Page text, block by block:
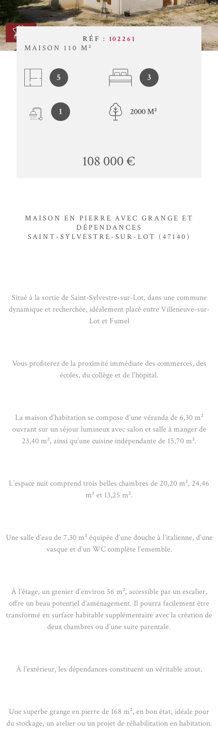
BLOG
RÉF : 102261
MAISON 110 M²
5 3
1 2000 M²
108 000 €
MAISON EN PIERRE AVEC GRANGE ET
DÉPENDANCES
SAINT-SYLVESTRE-SUR-LOT (47140)
Situé à la sortie de Saint-Sylvestre-sur-Lot, dans une commune
dynamique et recherchée, idéalement placé entre Villeneuve-sur-
Lot et Fumel
Vous profiterez de la proximité immédiate des commerces, des
écoles, du collège et de l’hôpital.
La maison d’habitation se compose d’une véranda de 6,30 m²
ouvrant sur un séjour lumineux avec salon et salle à manger de
23,40 m², ainsi qu’une cuisine indépendante de 15,70 m².
L’espace nuit comprend trois belles chambres de 20,20 m², 24,46
m² et 13,25 m².
Une salle d’eau de 7,30 m² équipée d’une douche à l’italienne, d’une
vasque et d’un WC complète l’ensemble.
À l’étage, un grenier d’environ 56 m², accessible par un escalier,
offre un beau potentiel d’aménagement. Il pourra facilement être
transformé en surface habitable supplémentaire avec la création de
deux chambres ou d’une suite parentale.
À l’extérieur, les dépendances constituent un véritable atout.
Une superbe grange en pierre de 168 m², en bon état, idéale pour
du stockage, un atelier ou un projet de réhabilitation en habitation.
BUDGET
Surface
RÉFÉRENCE
CRITÈRES SUPPLÉMENTAIRES